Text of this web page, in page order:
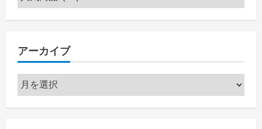
テ
ー
アーカイブ
ア
ー